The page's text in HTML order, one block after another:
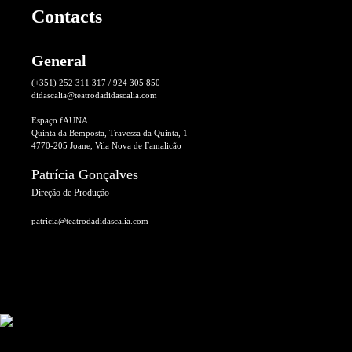
Contacts
General
(+351) 252 311 317 / 924 305 850
didascalia@teatrodadidascalia.com
Espaço fAUNA
Quinta da Bemposta, Travessa da Quinta, 1
4770-205 Joane, Vila Nova de Famalicão
Patrícia Gonçalves
Direção de Produção
patricia@teatrodadidascalia.com